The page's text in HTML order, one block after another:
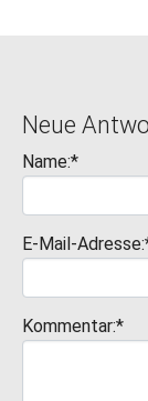
Neue
Name:*
E-Mail-
Kommentar:*